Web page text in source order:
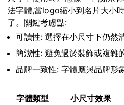
法字體,當logo縮小到名片大小
了。關鍵考慮點:
可讀性: 選擇在小尺寸下仍然
簡潔性: 避免過於裝飾或複雜
品牌一致性: 字體應與品牌形
字體類型 小尺寸效果